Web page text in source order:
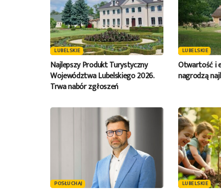
LUBELSKIE
Najlepszy Produkt Turystyczny
Województwa Lubelskiego 2026.
Trwa nabór zgłoszeń
LUBELSKIE
Otwartość i
nagrodzą
POSŁUCHAJ LUBELSKIE